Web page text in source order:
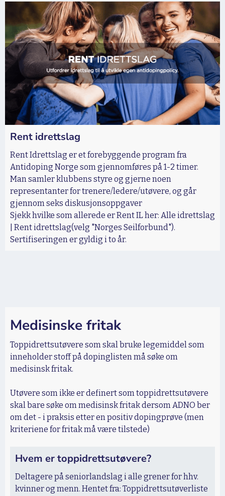
Rent idrettslag
Rent Idrettslag er et forebyggende program fra
Antidoping Norge som gjennomføres på 1-2 timer.
Man samler klubbens styre og gjerne noen
representanter for trenere/ledere/utøvere, og går
gjennom seks diskusjonsoppgaver
Sjekk hvilke som allerede er Rent IL her: Alle idrettslag
| Rent idrettslag(velg "Norges Seilforbund").
Sertifiseringen er gyldig i to år.
Medisinske fritak
Toppidrettsutøvere som skal bruke legemiddel som
inneholder stoff på dopinglisten må søke om
medisinsk fritak.
Utøvere som ikke er definert som toppidrettsutøvere
skal bare søke om medisinsk fritak dersom ADNO ber
om det - i praksis etter en positiv dopingprøve (men
kriteriene for fritak må være tilstede)
Hvem er toppidrettsutøvere?
Deltagere på seniorlandslag i alle grener for hhv.
kvinner og menn. Hentet fra: Toppidrettsutøverliste